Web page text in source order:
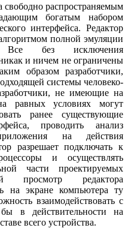
свободно распространяемым
богатым набором
интерфейса. Редактор
полной эмуляции
Все без исключения
и ничем не ограничены
образом разработчики,
системы человеко-
не имеющие на
равных условиях могут
ранее существующие
проводить анализ
на действия
разрешает подключать к
и осуществлять
части проектируемых
просмотр редактора
на экране компьютера ту
взаимодействовать с
в действительности на
всего устройства.